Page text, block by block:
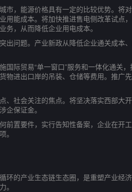
，能源价格具有一定的比较优势。将
用能成本。将加快推进售电侧改革试点
，从而降低企业用电成本。
问题。产业新政从降低企业通关成本
贸易“单一窗口”服务和一体化通关，
进出口岸的吊装、仓储等费用。推广
社会关注的焦点。将坚决落实西部大
企保证金。
置要件，实行告知性备案，企业在开
。
的产业生态链生态圈，是重塑产业经
。